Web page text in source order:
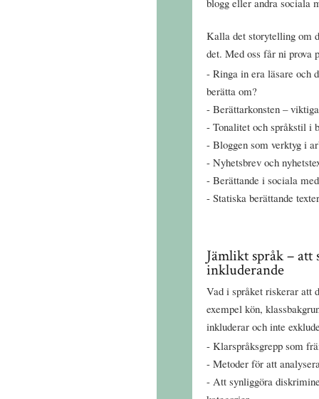
blogg eller andra sociala
Kalla det storytelling om
det. Med oss får ni prova
Ringa in era läsare och
berätta om?
Berättarkonsten –
Tonalitet och språkstil i
Bloggen som verktyg i
Nyhetsbrev och
Berättande i sociala
Statiska berättande
Jämlikt språk –
inkluderande
Vad i språket riskerar att
exempel kön,
inkluderar och inte
Klarspråksgrepp som
Metoder för att
Att synliggöra